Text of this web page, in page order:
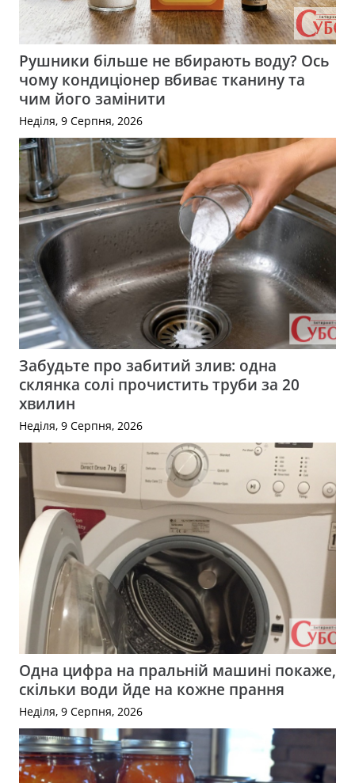
Рушники більше не вбирають воду? Ось
чому кондиціонер вбиває тканину та
чим його замінити
Неділя, 9 Серпня, 2026
Забудьте про забитий злив: одна
склянка солі прочистить труби за 20
хвилин
Неділя, 9 Серпня, 2026
Одна цифра на пральній машині покаже,
скільки води йде на кожне прання
Неділя, 9 Серпня, 2026